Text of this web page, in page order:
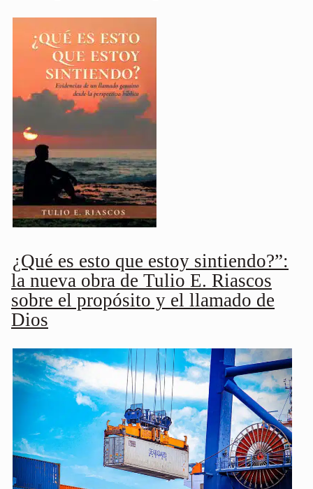
¿Qué es esto que estoy sintiendo?”:
la nueva obra de Tulio E. Riascos
sobre el propósito y el llamado de
Dios